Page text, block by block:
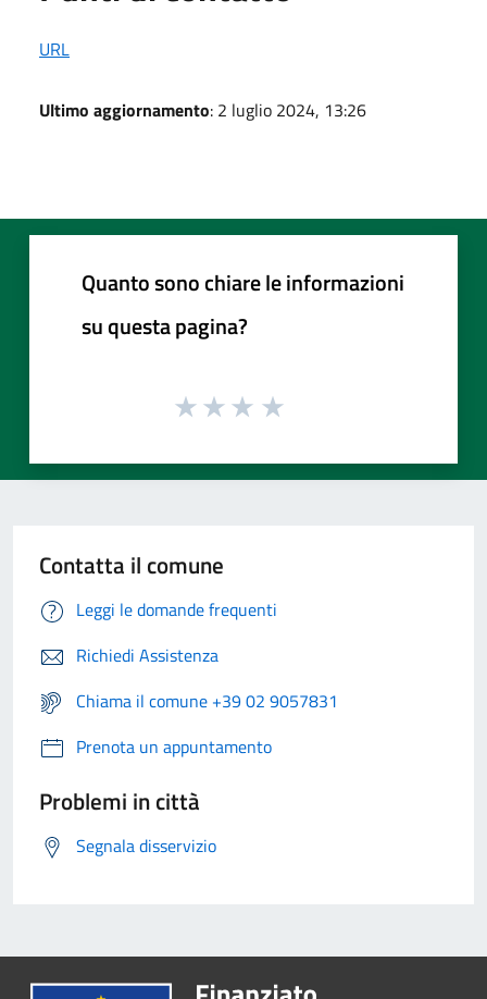
URL
Ultimo aggiornamento: 2 luglio 2024, 13:26
Quanto sono chiare le informazioni
su questa pagina?
Contatta il comune
Leggi le domande frequenti
Richiedi Assistenza
Chiama il comune +39 02 9057831
Prenota un appuntamento
Problemi in città
Segnala disservizio